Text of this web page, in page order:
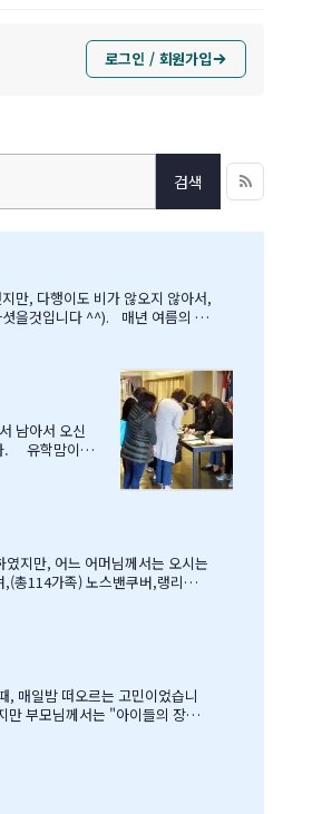
로그인 / 회원가입
검색
^^). 매년 여름의 B
남아서 오신
. 유학맘이야
쉬핑(코쉽해
로 학부모님들께 답을 마추신 분